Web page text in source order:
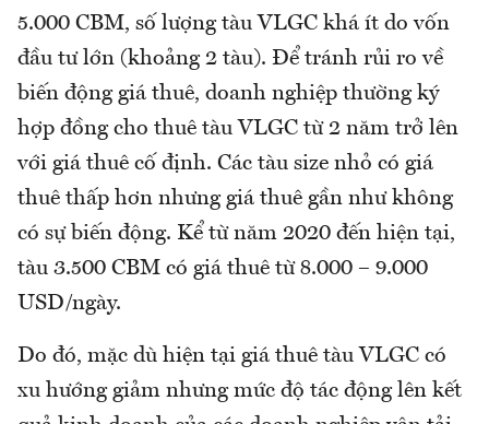
5.000 CBM, số lượng tàu VLGC khá ít do vốn
đầu tư lớn (khoảng 2 tàu). Để tránh rủi ro về
biến động giá thuê, doanh nghiệp thường ký
hợp đồng cho thuê tàu VLGC từ 2 năm trở lên
với giá thuê cố định. Các tàu size nhỏ có giá
thuê thấp hơn nhưng giá thuê gần như không
có sự biến động. Kể từ năm 2020 đến hiện tại,
tàu 3.500 CBM có giá thuê từ 8.000 – 9.000
USD/ngày.
Do đó, mặc dù hiện tại giá thuê tàu VLGC có
xu hướng giảm nhưng mức độ tác động lên kết